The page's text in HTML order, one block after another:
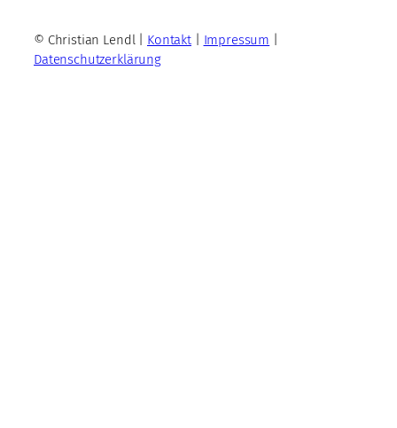
© Christian Lendl | Kontakt| Impressum
Datenschutzerklärung